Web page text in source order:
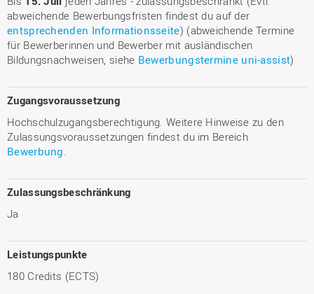
abweichende Bewerbungsfristen findest du auf der
entsprechenden Informationsseite) (abweichende Termine
für Bewerberinnen und Bewerber mit ausländischen
Bildungsnachweisen, siehe Bewerbungstermine uni-assist)
Zugangsvoraussetzung
Hochschulzugangsberechtigung. Weitere Hinweise zu den
Zulassungsvoraussetzungen findest du im Bereich
Bewerbung.
Zulassungsbeschränkung
Ja
Leistungspunkte
180 Credits (ECTS)